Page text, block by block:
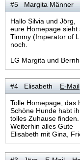
#5 Margita Männer
Hallo Silvia und Jörg,
eure Homepage sieht
Timmy (Imperator of
noch.
LG Margita und
#4 Elisabeth E-Mail
Tolle Homepage, das
Schöne Hunde habt
tolles Zuhause finden.
Weiterhin alles Gute
Elisabeth mit Gina,